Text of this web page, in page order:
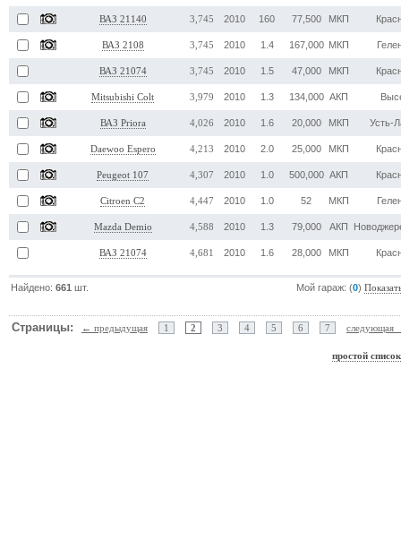
ВАЗ 21140 3,745 2010 160 77,500 МКП
ВАЗ 2108 3,745 2010 1.4 167,000 МКП
ВАЗ 21074 3,745 2010 1.5 47,000 МКП
Mitsubishi Colt 3,979 2010 1.3 134,000 АКП
ВАЗ Priora 4,026 2010 1.6 20,000 МКП Усть-
Daewoo Espero 4,213 2010 2.0 25,000 МКП
Peugeot 107 4,307 2010 1.0 500,000 АКП
Citroen C2 4,447 2010 1.0 52 МКП
Mazda Demio 4,588 2010 1.3 79,000 АКП
ВАЗ 21074 4,681 2010 1.6 28,000 МКП
Найдено:661 шт. Мой гараж: (0)
Страницы: ← предыдущая 1 2 3 4 5 6 7
простой список